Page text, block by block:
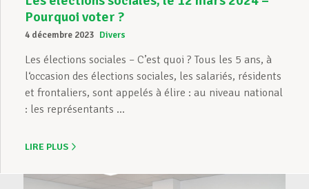
Pourquoi voter ?
4 décembre 2023 Divers
Les élections sociales – C’est quoi ? Tous les 5 ans, à
l‘occasion des élections sociales, les salariés, résidents
et frontaliers, sont appelés à élire : au niveau national
: les représentants ...
LIRE PLUS